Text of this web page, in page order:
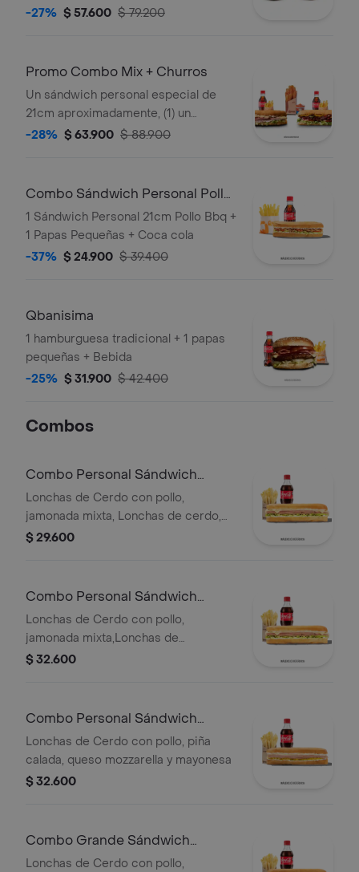
-27% $ 57.600 $ 79.200
Promo Combo Mix + Churros
Un sándwich personal especial de
21cm aproximadamente, (1) un
sándwich personal ropa vieja o pollo
limonadas 16oz o (2) dos gaseosas
personal con arequipe
-28% $ 63.900 $ 88.900
Combo Sándwich Personal Pollo
BBQ
1 Sándwich Personal 21cm Pollo Bbq +
1 Papas Pequeñas + Coca cola
-37% $ 24.900 $ 39.400
Qbanisima
1 hamburguesa tradicional + 1 papas
pequeñas + Bebida
-25% $ 31.900 $ 42.400
Combos
Combo Personal Sándwich
Especial
Lonchas de Cerdo con pollo,
jamonada mixta, Lonchas de cerdo,
cordero y res, queso mozzarella,
$ 29.600
Combo Personal Sándwich
Super Especial
Lonchas de Cerdo con pollo,
jamonada mixta,Lonchas de
cerdo,cordero y res,
Qbano
$ 32.600
Combo Personal Sándwich
Hawaiano
Lonchas de Cerdo con pollo, piña
calada, queso mozzarella y mayonesa
$ 32.600
Combo Grande Sándwich
Especial
Lonchas de Cerdo con pollo,